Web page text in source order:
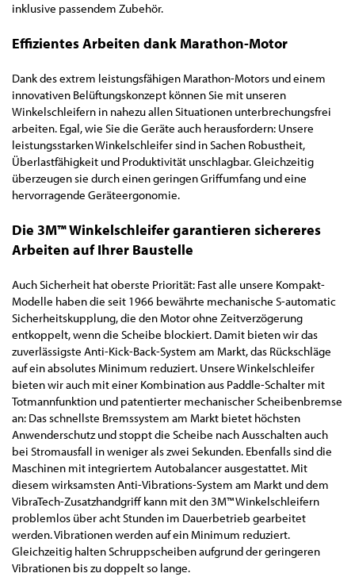
inklusive passendem Zubehör.
Effizientes Arbeiten dank Marathon-Motor
Dank des extrem leistungsfähigen Marathon-Motors und einem
innovativen Belüftungskonzept können Sie mit unseren
Winkelschleifern in nahezu allen Situationen unterbrechungsfrei
arbeiten. Egal, wie Sie die Geräte auch herausfordern: Unsere
leistungsstarken Winkelschleifer sind in Sachen Robustheit,
Überlastfähigkeit und Produktivität unschlagbar. Gleichzeitig
überzeugen sie durch einen geringen Griffumfang und eine
hervorragende Geräteergonomie.
Die 3M™ Winkelschleifer garantieren sichereres
Arbeiten auf Ihrer Baustelle
Auch Sicherheit hat oberste Priorität: Fast alle unsere Kompakt-
Modelle haben die seit 1966 bewährte mechanische S-automatic
Sicherheitskupplung, die den Motor ohne Zeitverzögerung
entkoppelt, wenn die Scheibe blockiert. Damit bieten wir das
zuverlässigste Anti-Kick-Back-System am Markt, das Rückschläge
auf ein absolutes Minimum reduziert. Unsere Winkelschleifer
bieten wir auch mit einer Kombination aus Paddle-Schalter mit
Totmannfunktion und patentierter mechanischer Scheibenbremse
an: Das schnellste Bremssystem am Markt bietet höchsten
Anwenderschutz und stoppt die Scheibe nach Ausschalten auch
bei Stromausfall in weniger als zwei Sekunden. Ebenfalls sind die
Maschinen mit integriertem Autobalancer ausgestattet. Mit
diesem wirksamsten Anti-Vibrations-System am Markt und dem
VibraTech-Zusatzhandgriff kann mit den 3M™ Winkelschleifern
problemlos über acht Stunden im Dauerbetrieb gearbeitet
werden. Vibrationen werden auf ein Minimum reduziert.
Gleichzeitig halten Schruppscheiben aufgrund der geringeren
Vibrationen bis zu doppelt so lange.